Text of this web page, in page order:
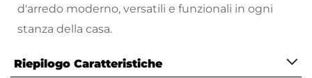
d'arredo moderno, versatili e funzionali in ogni
stanza della casa.
Riepilogo Caratteristiche